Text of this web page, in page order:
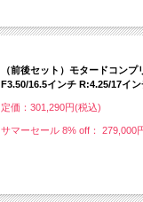
（前後セット）モタードコンプ
F3.50/16.5インチ R:4.25/17イン
定価：301,290円(税込)
サマーセール 8% off： 279,000